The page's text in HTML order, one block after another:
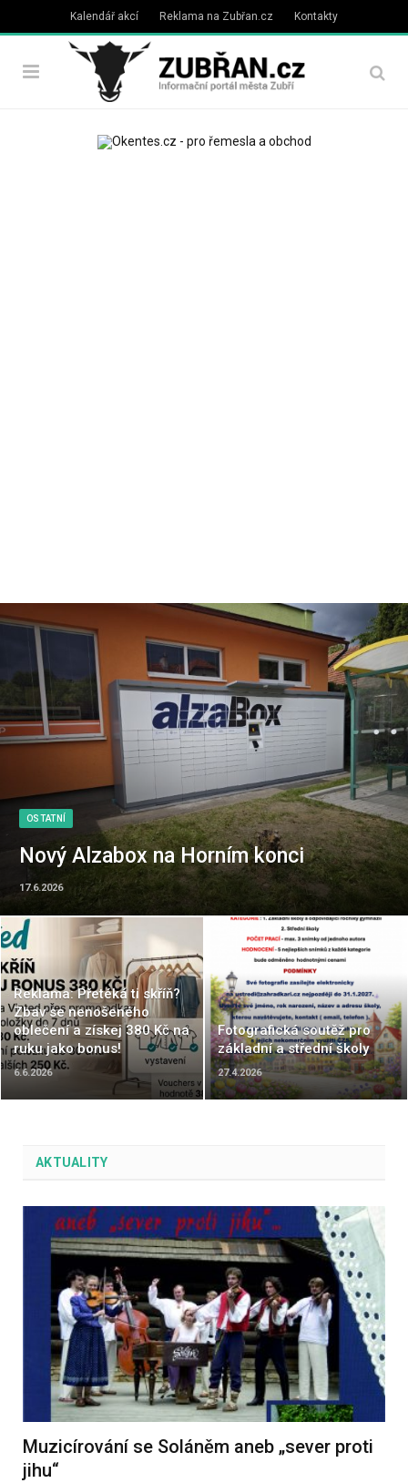
Kalendář akcí Reklama na Zubřan.cz Kontakty
OSTATNÍ
Nový Alzabox na Horním konci
17.6.2026
Reklama: Přetéká ti skříň?
Zbav se nenošeného
oblečení a získej 380 Kč na
ruku jako bonus!
6.6.2026
Fotografická soutěž pro
základní a střední školy
27.4.2026
AKTUALITY
Muzicírování se Soláněm aneb „sever proti
jihu“